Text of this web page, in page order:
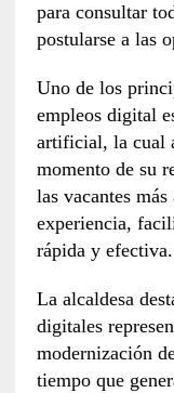
para consultar
postularse a las
Uno de los
empleos digital
artificial, la cual
momento de su
las vacantes
experiencia,
rápida y efectiva.
La alcaldesa
digitales
modernización
tiempo que